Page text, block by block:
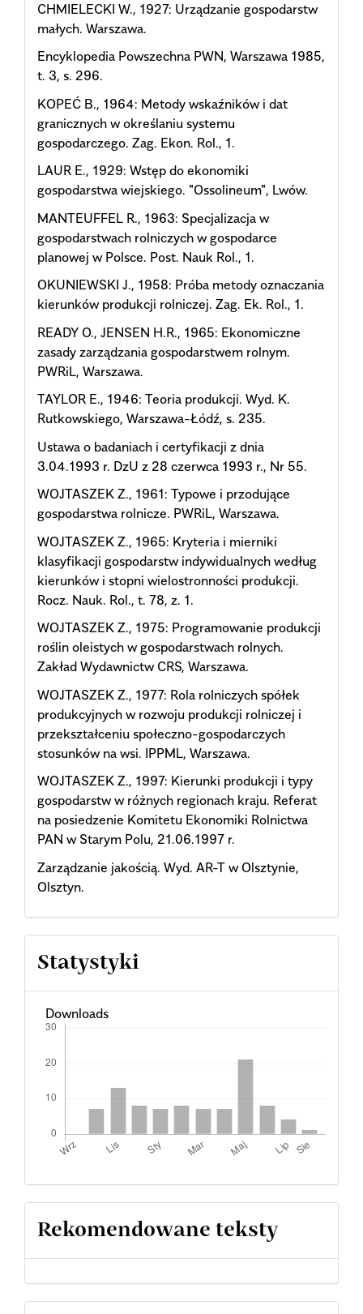
CHMIELECKI W., 1927: Urządzanie gospodarstw
małych. Warszawa.
Encyklopedia Powszechna PWN, Warszawa 1985,
t. 3, s. 296.
KOPEĆ B., 1964: Metody wskaźników i dat
granicznych w określaniu systemu
gospodarczego. Zag. Ekon. Rol., 1.
LAUR E., 1929: Wstęp do ekonomiki
gospodarstwa wiejskiego. "Ossolineum", Lwów.
MANTEUFFEL R., 1963: Specjalizacja w
gospodarstwach rolniczych w gospodarce
planowej w Polsce. Post. Nauk Rol., 1.
OKUNIEWSKI J., 1958: Próba metody oznaczania
kierunków produkcji rolniczej. Zag. Ek. Rol., 1.
READY O., JENSEN H.R., 1965: Ekonomiczne
zasady zarządzania gospodarstwem rolnym.
PWRiL, Warszawa.
TAYLOR E., 1946: Teoria produkcji. Wyd. K.
Rutkowskiego, Warszawa-Łódź, s. 235.
Ustawa o badaniach i certyfikacji z dnia
3.04.1993 r. DzU z 28 czerwca 1993 r., Nr 55.
WOJTASZEK Z., 1961: Typowe i przodujące
gospodarstwa rolnicze. PWRiL, Warszawa.
WOJTASZEK Z., 1965: Kryteria i mierniki
klasyfikacji gospodarstw indywidualnych według
kierunków i stopni wielostronności produkcji.
Rocz. Nauk. Rol., t. 78, z. 1.
WOJTASZEK Z., 1975: Programowanie produkcji
roślin oleistych w gospodarstwach rolnych.
Zakład Wydawnictw CRS, Warszawa.
WOJTASZEK Z., 1977: Rola rolniczych spółek
produkcyjnych w rozwoju produkcji rolniczej i
przekształceniu społeczno-gospodarczych
stosunków na wsi. IPPML, Warszawa.
WOJTASZEK Z., 1997: Kierunki produkcji i typy
gospodarstw w różnych regionach kraju. Referat
na posiedzenie Komitetu Ekonomiki Rolnictwa
PAN w Starym Polu, 21.06.1997 r.
Zarządzanie jakością. Wyd. AR-T w Olsztynie,
Olsztyn.
Statystyki
Downloads
Rekomendowane teksty